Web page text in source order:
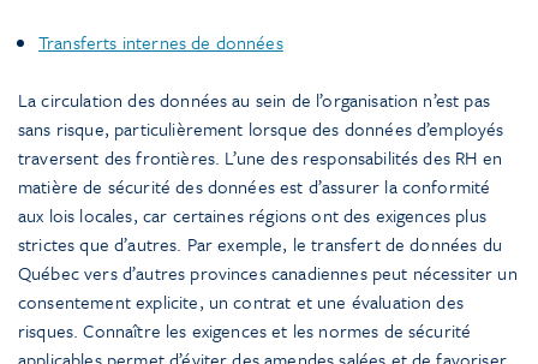
Transferts internes de données
La circulation des données au sein de l’organisation n’est pas
sans risque, particulièrement lorsque des données d’employés
traversent des frontières. L’une des responsabilités des RH en
matière de sécurité des données est d’assurer la conformité
aux lois locales, car certaines régions ont des exigences plus
strictes que d’autres. Par exemple, le transfert de données du
Québec vers d’autres provinces canadiennes peut nécessiter un
consentement explicite, un contrat et une évaluation des
risques. Connaître les exigences et les normes de sécurité